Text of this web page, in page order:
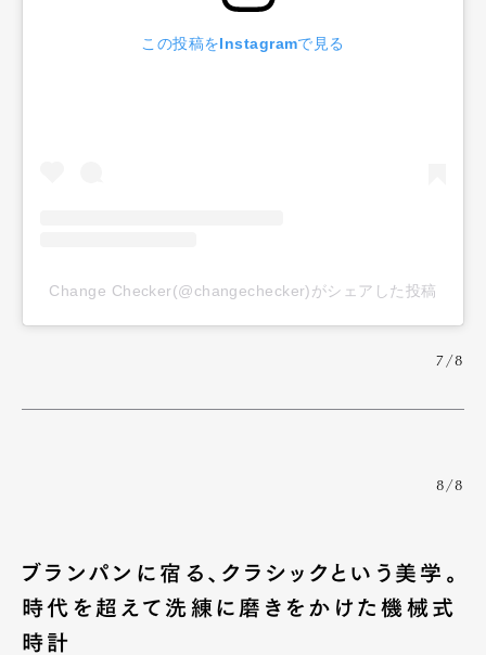
この投稿をInstagramで見る
Change Checker(@changechecker)がシェアした投稿
7/8
8/8
ブランパンに宿る、クラシックという美学。
時代を超えて洗練に磨きをかけた機械式
時計